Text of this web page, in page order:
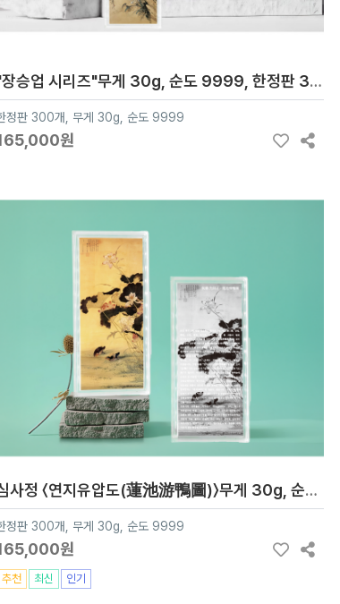
"장승업 시리즈"무게 30g, 순도 9999, 한정판 300개
정판 300개, 무게 30g, 순도 9999
원
심사정 〈연지유압도(蓮池游鴨圖)〉무게 30g, 순도 9999, 한정판 300개
정판 300개, 무게 30g, 순도 9999
원
추천 최신 인기